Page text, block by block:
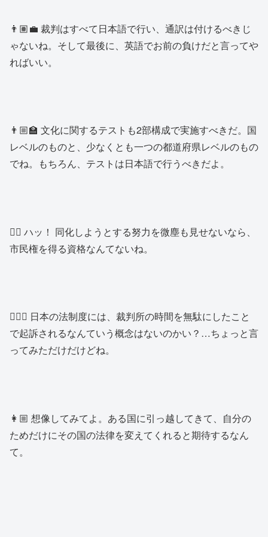
👨🏽‍💼 裁判はすべて日本語で行い、通訳は付けるべきじ
ゃないね。そして最後に、英語でお前の負けだと言ってや
ればいい。
👨🏼‍🏫 文化に関するテストも2部構成で実施すべきだ。国
レベルのものと、少なくとも一つの都道府県レベルのもの
でね。もちろん、テストは日本語で行うべきだよ。
👱‍♂️ ハッ！ 同化しようとする努力を微塵も見せないなら、
市民権を得る資格なんてないね。
👨🏼‍⚖️ 日本の法制度には、裁判所の時間を無駄にしたこと
で起訴されるなんていう概念はないのかい？…ちょっと言
ってみただけだけどね。
👩🏼 想像してみてよ。ある国に引っ越してきて、自分の
ためだけにその国の法律を変えてくれると期待するなん
て。